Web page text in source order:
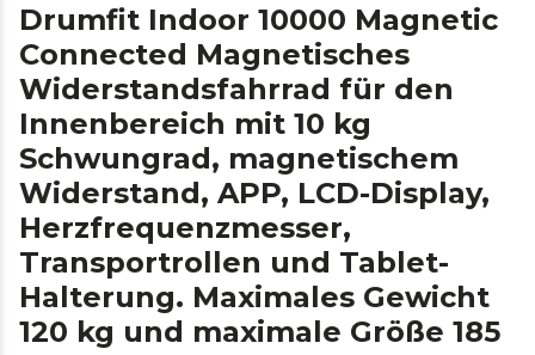
Drumfit Indoor 10000 Magnetic
Connected Magnetisches
Widerstandsfahrrad für den
Innenbereich mit 10 kg
Schwungrad, magnetischem
Widerstand, APP, LCD-Display,
Herzfrequenzmesser,
Transportrollen und Tablet-
Halterung. Maximales Gewicht
120 kg und maximale Größe 185